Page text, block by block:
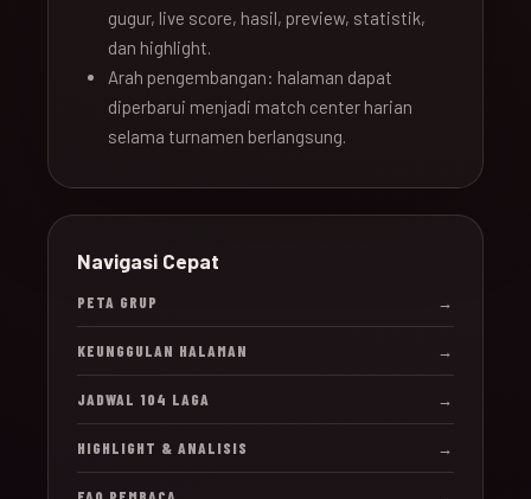
gugur, live score, hasil, preview, statistik,
dan highlight.
Arah pengembangan: halaman dapat
diperbarui menjadi match center harian
selama turnamen berlangsung.
Navigasi Cepat
PETA GRUP →
KEUNGGULAN HALAMAN →
JADWAL 104 LAGA →
HIGHLIGHT & ANALISIS →